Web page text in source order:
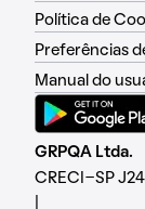
Política de
Preferências
Manual do
GRPQA Ltda.
CRECI-SP